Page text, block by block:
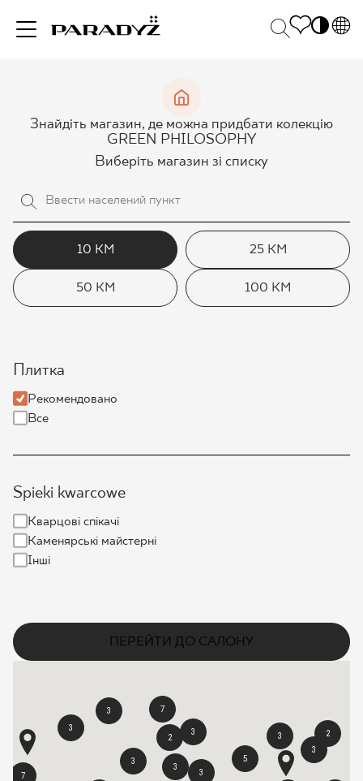
DE
НАТХНЕННЯ
ПРОДУКЦІЯ
КОЛЕКЦІЯ
ДЛЯ БІЗНЕСУ
ПРОЄКТУВАННЯ
МІЙ ПРОФІЛЬ
PL EN SK DE UK RU
Знайдіть магазин, де можна придбати колекцію
GREEN PHILOSOPHY
Виберіть магазин зі списку
10 КМ 25 КМ
50 КМ 100 КМ
Плитка
Рекомендовано
Все
Spieki kwarcowe
Кварцові спікачі
Каменярські майстерні
Інші
ПЕРЕЙТИ ДО САЛОНУ
7
3
7
3
3
3
3
3
3
5
2 2
3